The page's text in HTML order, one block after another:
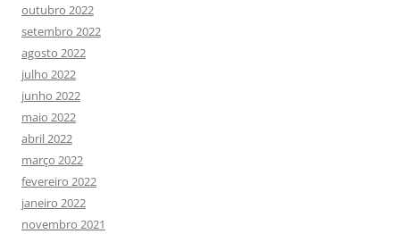
outubro 2022
setembro 2022
agosto 2022
julho 2022
junho 2022
maio 2022
abril 2022
março 2022
fevereiro 2022
janeiro 2022
novembro 2021